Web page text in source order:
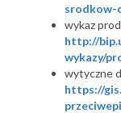
srodkow-
wykaz
http://
wykazy/
wytyczne
https://